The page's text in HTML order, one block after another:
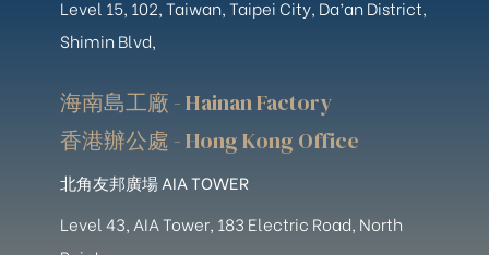
Level 15, 102, Taiwan, Taipei City, Da’an District,
Shimin Blvd,
海南島工廠 - Hainan Factory
香港辦公處 - Hong Kong Office
北角友邦廣場 AIA TOWER
Level 43, AIA Tower, 183 Electric Road, North